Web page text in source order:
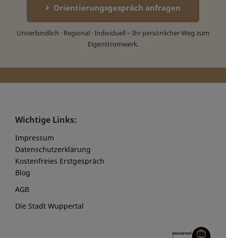
Orientierungsgespräch anfragen
Unverbindlich · Regional · Individuell – Ihr persönlicher Weg zum
Eigenstromwerk.
Wichtige Links:
Impressum
Datenschutzerklärung
Kostenfreies Erstgespräch
Blog
AGB
Die Stadt Wuppertal